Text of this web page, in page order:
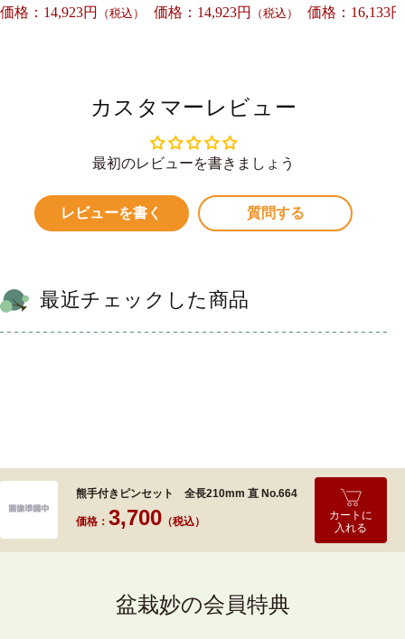
価格：14,923円
（税込）
価格：14,923円
（税込）
価格：16,133円
カスタマーレビュー
最初のレビューを書きましょう
レビューを書く 質問する
最近チェックした商品
熊手付きピンセット 全長210mm 直 No.664
価格： 3,700 （税込）
カートに
入れる
盆栽妙の会員特典